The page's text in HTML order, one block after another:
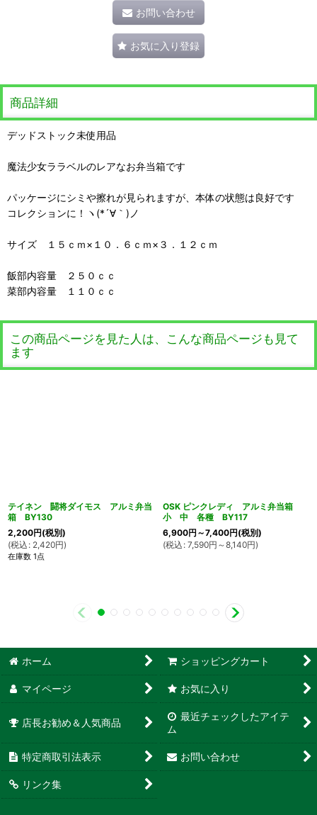
お問い合わせ
お気に入り登録
商品詳細
デッドストック未使用品
魔法少女ララベルのレアなお弁当箱です
パッケージにシミや擦れが見られますが、本体の状態は良好です
コレクションに！ヽ(*´∀｀)ノ
サイズ １５ｃｍ×１０．６ｃｍ×３．１２ｃｍ
飯部内容量 ２５０ｃｃ
菜部内容量 １１０ｃｃ
この商品ページを見た人は、こんな商品ページも見て
ます
テイネン 闘将ダイモス アルミ弁当
箱 BY130
2,200円(税別)
(税込 : 2,420円)
在庫数 1点
OSK ピンクレディ アルミ弁当箱
小 中 各種 BY117
6,900円 ～7,400円(税別)
(税込 : 7,590円 ～8,140円)
ホーム ショッピングカート
マイページ お気に入り
店長お勧め＆人気商品
最近チェックしたアイテ
ム
特定商取引法表示 お問い合わせ
リンク集